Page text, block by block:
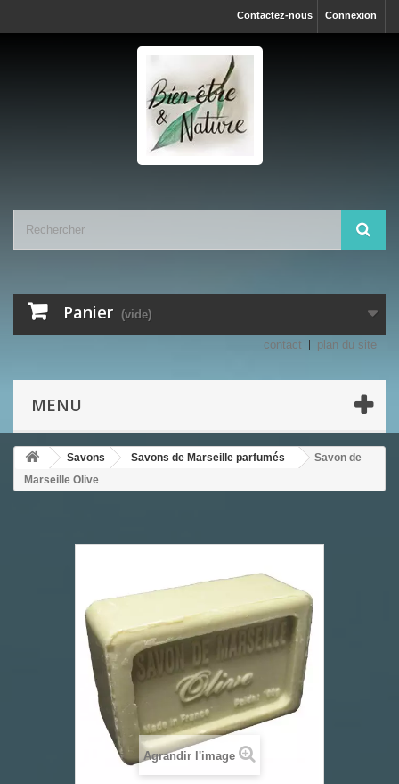
Connexion
Contactez-nous
Panier (vide)
contact plan du site
MENU
Savons Savons de Marseille parfumés
Savon de
Marseille Olive
Agrandir l'image